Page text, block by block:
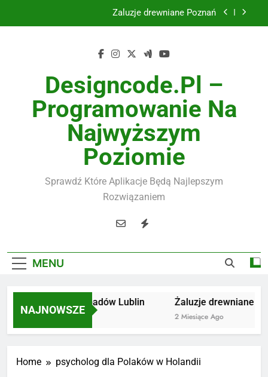
Żaluzje drewniane Poznań
Wysokiej jakości spławik elektryczny
Utylizacja odpadów Lublin
Żaluzje drewniane Poznań
Instalacje elektryczne Gdańsk
Wysokiej jakości spławik elektryczny
Designcode.pl –
Programowanie Na
Najwyższym
Poziomie
Sprawdź Które Aplikacje Będą Najlepszym
Rozwiązaniem
MENU
NAJNOWSZE
Utylizacja odpadów Lublin
2 Miesiące Ago
Żaluzje drewniane
2 Miesiące Ago
Home psycholog dla Polaków w Holandii